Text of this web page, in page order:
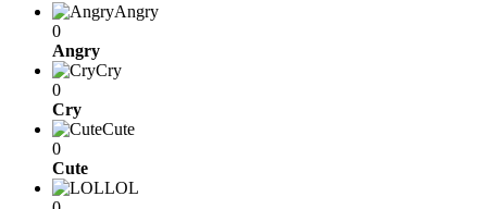
Angry
0
Angry
Cry
0
Cry
Cute
0
Cute
LOL